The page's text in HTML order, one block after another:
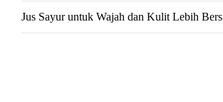
Jus Sayur untuk Wajah dan Kulit Lebih